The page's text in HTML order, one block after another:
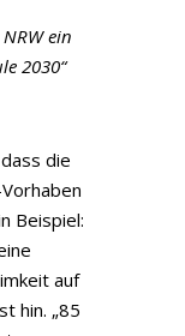
ein
2030“
die
Beispiel:
auf
hin. „85